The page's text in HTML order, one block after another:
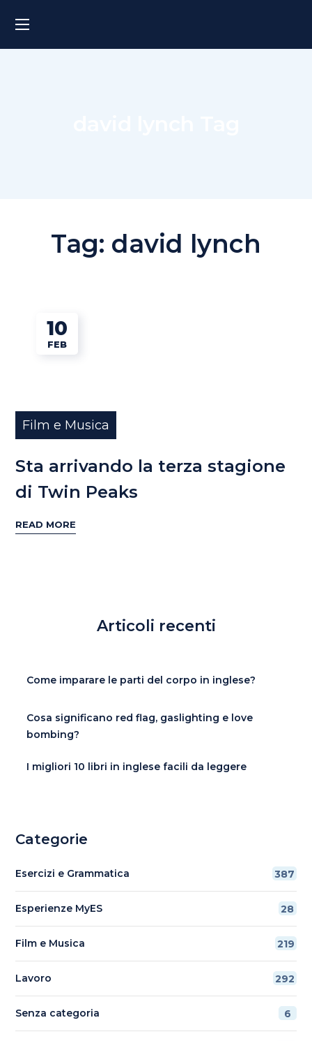
Tag: david lynch
10
FEB
Film e Musica
Sta arrivando la terza stagione
di Twin Peaks
READ MORE
Articoli recenti
Come imparare le parti del corpo in inglese?
Cosa significano red flag, gaslighting e love
bombing?
I migliori 10 libri in inglese facili da leggere
Categorie
Esercizi e Grammatica 387
Esperienze MyES 28
Film e Musica 219
Lavoro 292
Senza categoria 6